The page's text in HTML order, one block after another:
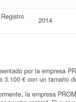
2014
por la empresa
3.100 € con un tamaño
la empresa